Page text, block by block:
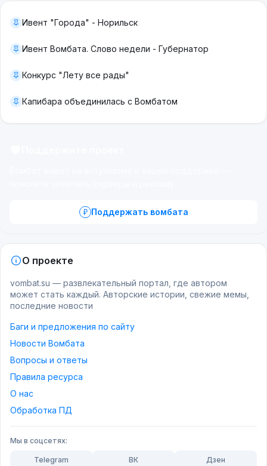
Ивент "Города" - Норильск
Ивент Вомбата. Слово недели - Губернатор
Конкурс "Лету все рады"
Капибара объединилась с Вомбатом
Поддержать вомбата
О проекте
vombat.su — развлекательный портал, где автором
может стать каждый. Авторские истории, свежие мемы,
последние новости
Баги и предложения по сайту
Новости Вомбата
Вопросы и ответы
Правила ресурса
О нас
Обработка ПД
Мы в соцсетях:
Telegram ВК Дзен